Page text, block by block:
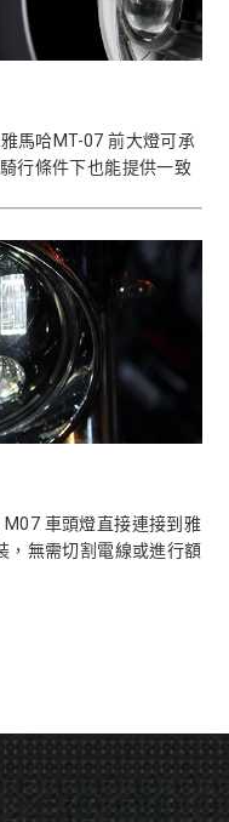
馬哈MT-07 前大燈可承
行條件下也能提供一致
車頭燈直接連接到雅
，無需切割電線或進行額